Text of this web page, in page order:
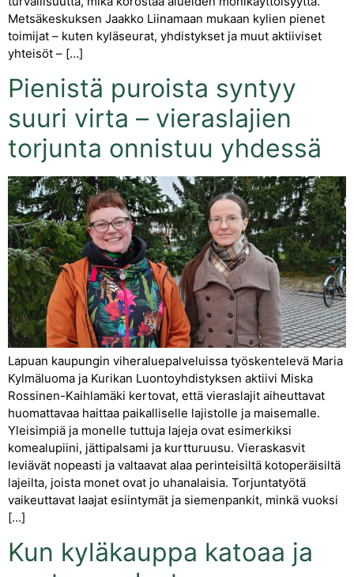
Metsäkeskuksen Jaakko Liinamaan mukaan kylien pienet
toimijat – kuten kyläseurat, yhdistykset ja muut aktiiviset
yhteisöt – […]
Pienistä puroista syntyy
suuri virta – vieraslajien
torjunta onnistuu yhdessä
Lapuan kaupungin viheraluepalveluissa työskentelevä Maria
Kylmäluoma ja Kurikan Luontoyhdistyksen aktiivi Miska
Rossinen-Kaihlamäki kertovat, että vieraslajit aiheuttavat
huomattavaa haittaa paikalliselle lajistolle ja maisemalle.
Yleisimpiä ja monelle tuttuja lajeja ovat esimerkiksi
komealupiini, jättipalsami ja kurtturuusu. Vieraskasvit
leviävät nopeasti ja valtaavat alaa perinteisiltä kotoperäisiltä
lajeilta, joista monet ovat jo uhanalaisia. Torjuntatyötä
vaikeuttavat laajat esiintymät ja siemenpankit, minkä vuoksi
[…]
Kun kyläkauppa katoaa ja